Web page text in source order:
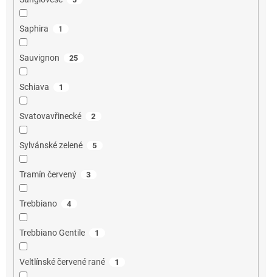
Saphira 1
Sauvignon 25
Schiava 1
Svatovavřinecké 2
Sylvánské zelené 5
Tramín červený 3
Trebbiano 4
Trebbiano Gentile 1
Veltlínské červené rané 1